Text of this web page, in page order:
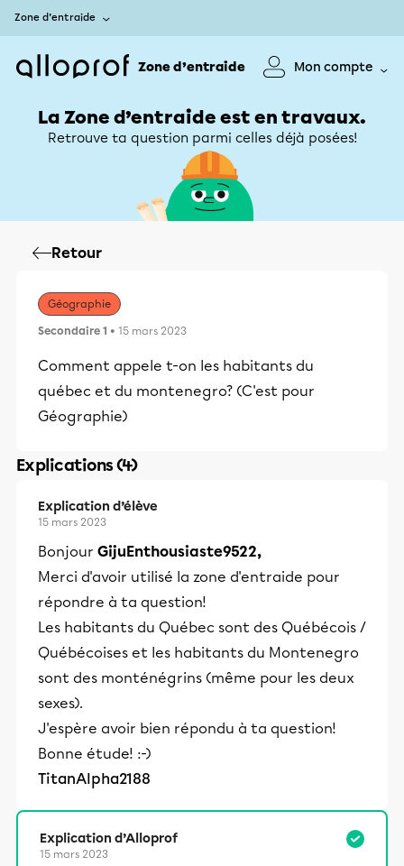
Zone d’entraide
Zone d’entraide Mon compte
La Zone d’entraide est en travaux.
Retrouve ta question parmi celles déjà posées!
Retour
Géographie
Secondaire 1 • 15 mars 2023
Comment appele t-on les habitants du
québec et du montenegro? (C'est pour
Géographie)
Explications (4)
Explication d’élève
15 mars 2023
Bonjour GijuEnthousiaste9522,
Merci d'avoir utilisé la zone d'entraide pour
répondre à ta question!
Les habitants du Québec sont des Québécois /
Québécoises et les habitants du Montenegro
sont des monténégrins (même pour les deux
sexes).
J'espère avoir bien répondu à ta question!
Bonne étude! :-)
TitanAlpha2188
Explication d’Alloprof
15 mars 2023